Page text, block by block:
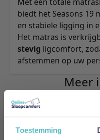
Toestemming
biedt het Seasons 19
en stabiele ligging in
Het matras is
stevig ligcomfort,
afstemmen op uw
Meer
Mahoton